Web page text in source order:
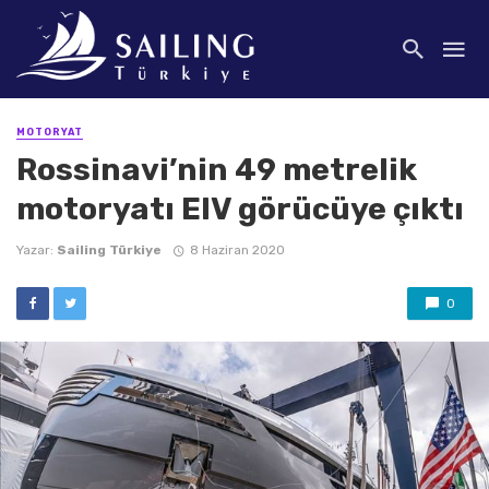
MOTORYAT
Rossinavi’nin 49 metrelik
motoryatı EIV görücüye çıktı
Yazar: Sailing Türkiye 8 Haziran 2020
0